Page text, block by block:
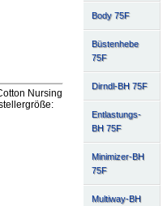
Body 75F
Büstenhebe
75F
Dirndl-BH 75F
Entlastungs-
BH 75F
Minimizer-BH
75F
Multiway-BH
Nursing